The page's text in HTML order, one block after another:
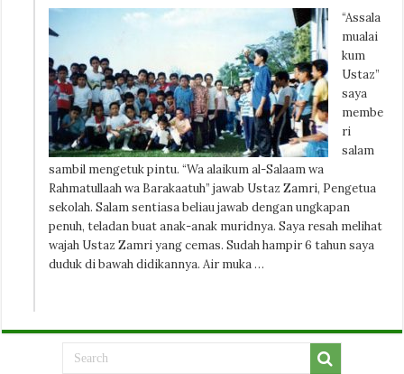
“Assala
mualai
kum
Ustaz”
saya
membe
ri
salam
sambil mengetuk pintu. “Wa alaikum al-Salaam wa
Rahmatullaah wa Barakaatuh” jawab Ustaz Zamri, Pengetua
sekolah. Salam sentiasa beliau jawab dengan ungkapan
penuh, teladan buat anak-anak muridnya. Saya resah melihat
wajah Ustaz Zamri yang cemas. Sudah hampir 6 tahun saya
duduk di bawah didikannya. Air muka …